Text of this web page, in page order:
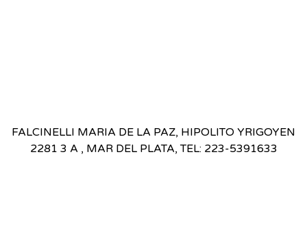
FALCINELLI MARIA DE LA PAZ, HIPOLITO YRIGOYEN
2281 3 A , MAR DEL PLATA, TEL: 223-5391633